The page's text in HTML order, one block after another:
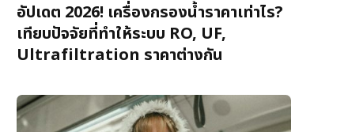
อัปเดต 2026! เครื่องกรองน้ำราคาเท่าไร?
เทียบปัจจัยที่ทำให้ระบบ RO, UF,
Ultrafiltration ราคาต่างกัน